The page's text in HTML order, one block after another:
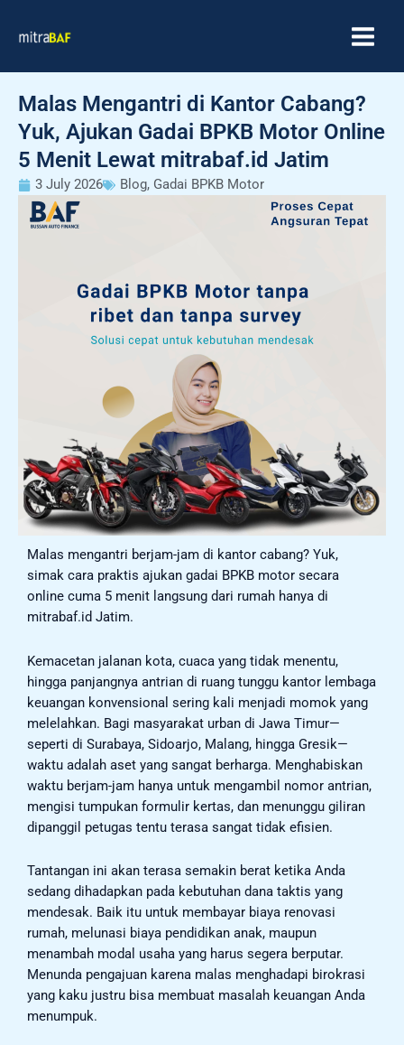
Malas Mengantri di Kantor Cabang?
Yuk, Ajukan Gadai BPKB Motor Online
5 Menit Lewat mitrabaf.id Jatim
3 July 2026 Blog, Gadai BPKB Motor
Malas mengantri berjam-jam di kantor cabang? Yuk,
simak cara praktis ajukan gadai BPKB motor secara
online cuma 5 menit langsung dari rumah hanya di
mitrabaf.id Jatim.
Kemacetan jalanan kota, cuaca yang tidak menentu,
hingga panjangnya antrian di ruang tunggu kantor lembaga
keuangan konvensional sering kali menjadi momok yang
melelahkan. Bagi masyarakat urban di Jawa Timur—
seperti di Surabaya, Sidoarjo, Malang, hingga Gresik—
waktu adalah aset yang sangat berharga. Menghabiskan
waktu berjam-jam hanya untuk mengambil nomor antrian,
mengisi tumpukan formulir kertas, dan menunggu giliran
dipanggil petugas tentu terasa sangat tidak efisien.
Tantangan ini akan terasa semakin berat ketika Anda
sedang dihadapkan pada kebutuhan dana taktis yang
mendesak. Baik itu untuk membayar biaya renovasi
rumah, melunasi biaya pendidikan anak, maupun
menambah modal usaha yang harus segera berputar.
Menunda pengajuan karena malas menghadapi birokrasi
yang kaku justru bisa membuat masalah keuangan Anda
menumpuk.